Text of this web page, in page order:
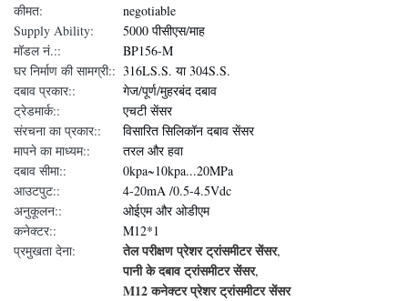
कीमत:
negotiable
Supply Ability:
5000 पीसीएस/माह
मॉडल नं.::
BP156-M
घर निर्माण की सामग्री:: 316LS.S. या 304S.S.
दबाव प्रकार::
गेज/पूर्ण/मुहरबंद दबाव
ट्रेडमार्क::
एचटी सेंसर
संरचना का प्रकार::
विसारित सिलिकॉन दबाव सेंसर
मापने का माध्यम::
तरल और हवा
दबाव सीमा::
0kpa~10kpa...20MPa
आउटपुट::
4-20mA /0.5-4.5Vdc
अनुकूलन::
ओईएम और ओडीएम
कनेक्टर::
M12*1
प्रमुखता देना:
तेल परीक्षण प्रेशर ट्रांसमीटर सेंसर,
पानी के दबाव ट्रांसमीटर सेंसर,
M12 कनेक्टर प्रेशर ट्रांसमीटर सेंसर